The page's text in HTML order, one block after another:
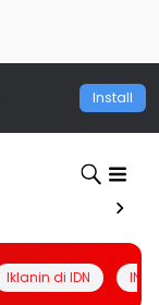
Install
Iklanin di IDN